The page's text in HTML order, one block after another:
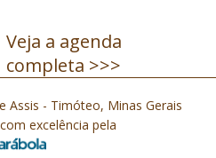
Veja a agenda
completa >>>
Assis - Timóteo, Minas Gerais
excelência pela